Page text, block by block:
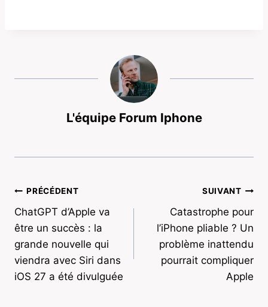
L'équipe Forum Iphone
Navigation
de
l’article
PRÉCÉDENT
ChatGPT d’Apple va
être un succès : la
grande nouvelle qui
viendra avec Siri dans
iOS 27 a été divulguée
SUIVANT
Catastrophe pour
l’iPhone pliable ? Un
problème inattendu
pourrait compliquer
Apple